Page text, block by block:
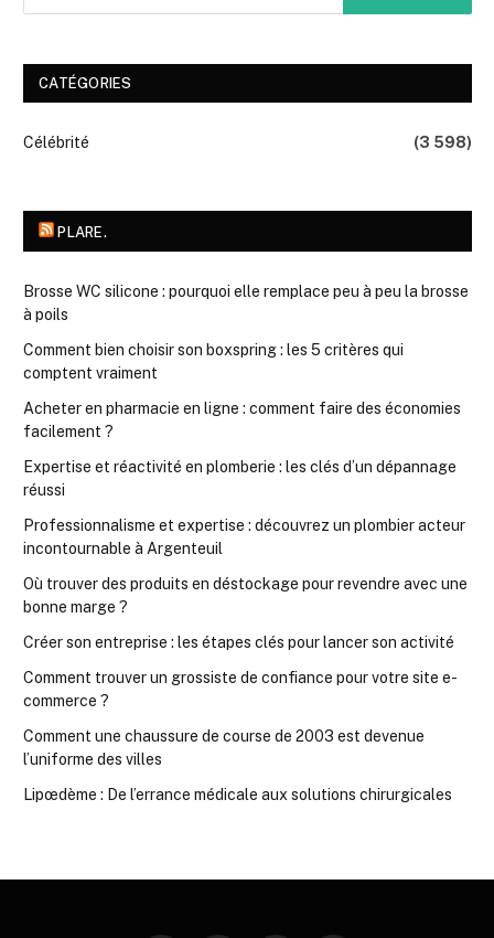
CATÉGORIES
Célébrité (3 598)
PLARE.
Brosse WC silicone : pourquoi elle remplace peu à peu la brosse
à poils
Comment bien choisir son boxspring : les 5 critères qui
comptent vraiment
Acheter en pharmacie en ligne : comment faire des économies
facilement ?
Expertise et réactivité en plomberie : les clés d’un dépannage
réussi
Professionnalisme et expertise : découvrez un plombier acteur
incontournable à Argenteuil
Où trouver des produits en déstockage pour revendre avec une
bonne marge ?
Créer son entreprise : les étapes clés pour lancer son activité
Comment trouver un grossiste de confiance pour votre site e-
commerce ?
Comment une chaussure de course de 2003 est devenue
l’uniforme des villes
Lipœdème : De l’errance médicale aux solutions chirurgicales